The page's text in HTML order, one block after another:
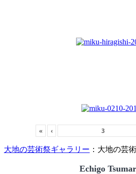
« ‹
大地の芸術祭ギャラリー ：大地の芸
Echigo